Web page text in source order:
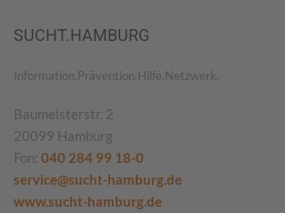
SUCHT.HAMBURG
Information.Prävention.Hilfe.Netzwerk.
Baumeisterstr. 2
20099 Hamburg
Fon: 040 284 99 18-0
service@sucht-hamburg.de
www.sucht-hamburg.de